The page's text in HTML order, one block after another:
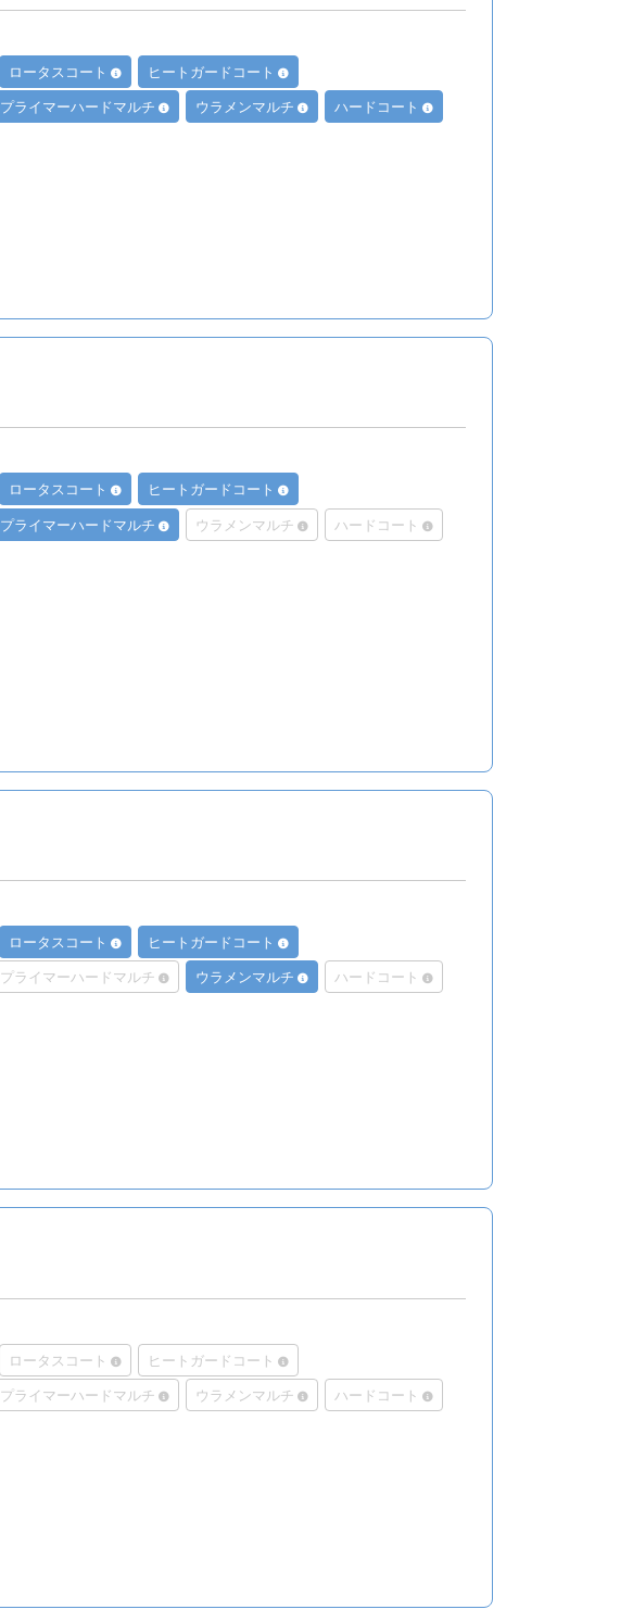
ロータスコート
ヒートガードコート
プライマーハードマルチ ウラメンマルチ
ハードコート
ロータスコート
ヒートガードコート
プライマーハードマルチ ウラメンマルチ
ハードコート
ロータスコート
ヒートガードコート
プライマーハードマルチ ウラメンマルチ
ハードコート
ロータスコート
ヒートガードコート
プライマーハードマルチ ウラメンマルチ
ハードコート